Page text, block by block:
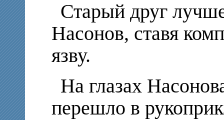
Старый друг
Насонов, ставя
язву.
На глазах
перешло в